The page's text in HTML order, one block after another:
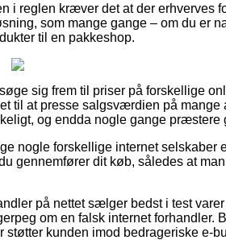
i reglen kræver det at der erhverves
som mange gange – om du er
til en pakkeshop.
sig frem til priser på forskellige
til at presse salgsværdien på mange
og endda nogle gange præstere
nogle forskellige internet selskaber
gennemfører dit køb, således at
på nettet sælger bedst i test
om en falsk internet forhandler.
støtter kunden imod bedrageriske e-